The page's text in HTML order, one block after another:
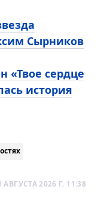
Сырников
сердце
история
АВГУСТА 2026 Г. 11:38